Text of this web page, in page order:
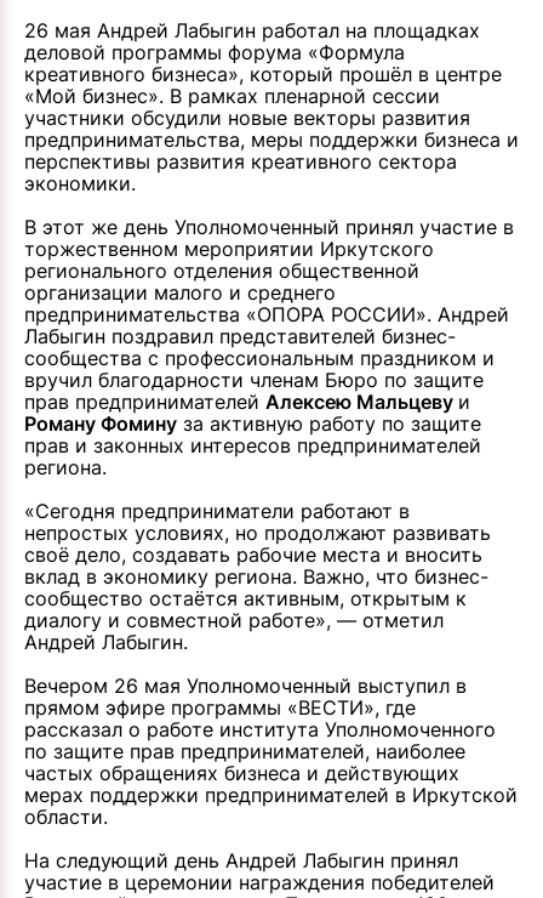
26 мая Андрей Лабыгин работал на площадках
деловой программы форума «Формула
креативного бизнеса», который прошёл в центре
«Мой бизнес». В рамках пленарной сессии
участники обсудили новые векторы развития
предпринимательства, меры поддержки бизнеса и
перспективы развития креативного сектора
экономики.
В этот же день Уполномоченный принял участие в
торжественном мероприятии Иркутского
регионального отделения общественной
организации малого и среднего
предпринимательства «ОПОРА РОССИИ». Андрей
Лабыгин поздравил представителей бизнес-
сообщества с профессиональным праздником и
вручил благодарности членам Бюро по защите
прав предпринимателей Алексею Мальцеву и
Роману Фомину за активную работу по защите
прав и законных интересов предпринимателей
региона.
«Сегодня предприниматели работают в
непростых условиях, но продолжают развивать
своё дело, создавать рабочие места и вносить
вклад в экономику региона. Важно, что бизнес-
сообщество остаётся активным, открытым к
диалогу и совместной работе», — отметил
Андрей Лабыгин.
Вечером 26 мая Уполномоченный выступил в
прямом эфире программы «ВЕСТИ», где
рассказал о работе института Уполномоченного
по защите прав предпринимателей, наиболее
частых обращениях бизнеса и действующих
мерах поддержки предпринимателей в Иркутской
области.
На следующий день Андрей Лабыгин принял
участие в церемонии награждения победителей